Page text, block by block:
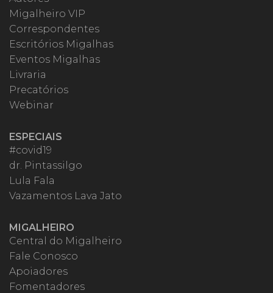
Migalheiro VIP
Correspondentes
Escritórios Migalhas
Eventos Migalhas
Livraria
Precatórios
Webinar
ESPECIAIS
#covid19
dr. Pintassilgo
Lula Fala
Vazamentos Lava Jato
MIGALHEIRO
Central do Migalheiro
Fale Conosco
Apoiadores
Fomentadores